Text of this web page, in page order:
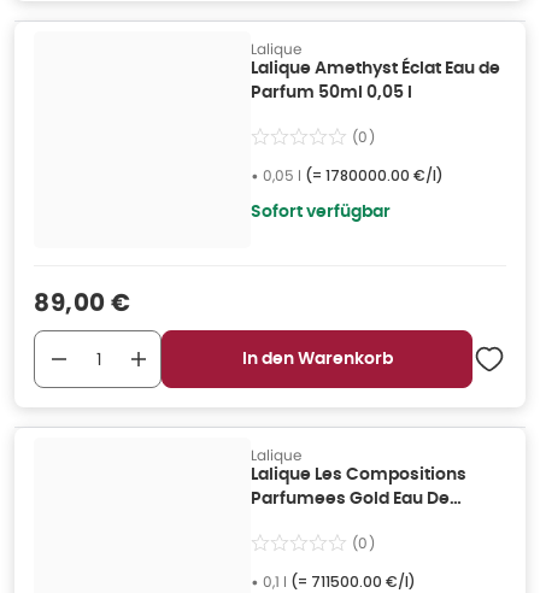
Lalique
Lalique Amethyst Éclat Eau de
Parfum 50ml 0,05 l
(0)
• 0,05 l (= 1780000.00 €/l)
Sofort verfügbar
Verkaufspreis
89,00 €
In den Warenkorb
Lalique
Lalique Les Compositions
Parfumees Gold Eau De
(0)
• 0,1 l (= 711500.00 €/l)